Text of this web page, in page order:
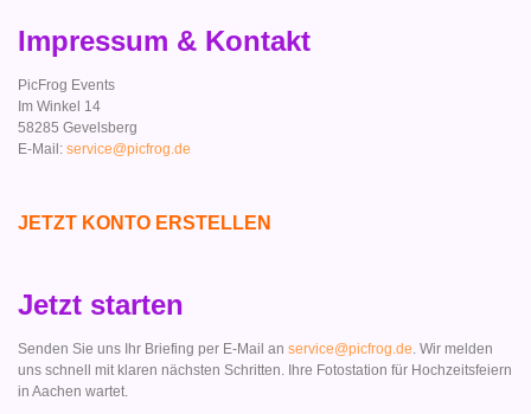
Impressum & Kontakt
PicFrog Events
Im Winkel 14
58285 Gevelsberg
E-Mail: service@picfrog.de
JETZT KONTO ERSTELLEN
Jetzt starten
Senden Sie uns Ihr Briefing per E-Mail an service@picfrog.de . Wir melden
uns schnell mit klaren nächsten Schritten. Ihre Fotostation für Hochzeitsfeiern
in Aachen wartet.